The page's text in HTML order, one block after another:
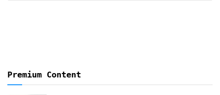
Premium Content